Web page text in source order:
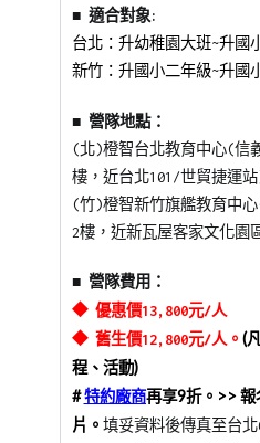
■ 適合對象:
台北：升幼稚園大班~升國
新竹：升國小二年級~升國
■ 營隊地點：
(北)橙智台北教育中心(信
樓，近台北101/世貿捷運
(竹)橙智新竹旗艦教育中
2樓，近新瓦屋客家文化園
■ 營隊費用：
◆ 優惠價13,800元/人
◆ 舊生價12,800元/人 。 (
程、活動)
#特約廠商再享9折。>>
片。 填妥資料後傳真至台